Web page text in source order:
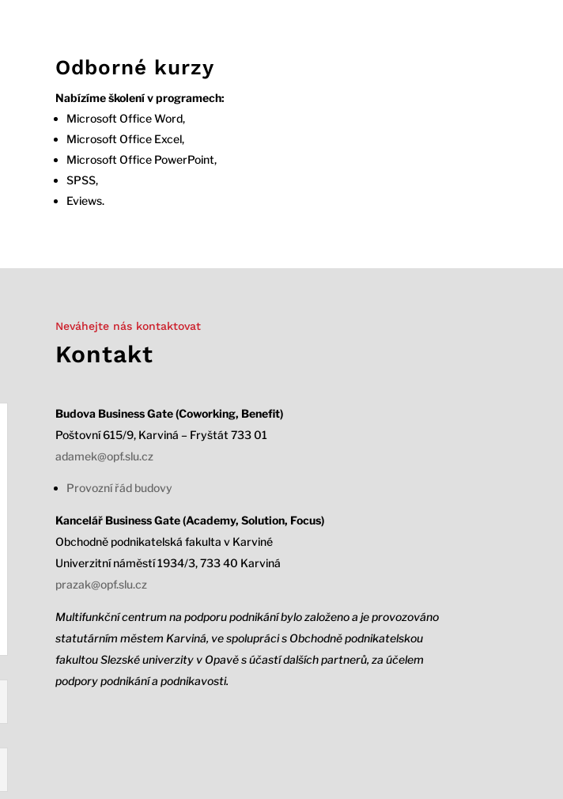
Odborné kurzy
Nabízíme školení v programech:
Microsoft Office Word,
Microsoft Office Excel,
Microsoft Office PowerPoint,
SPSS,
Eviews.
Neváhejte nás kontaktovat
Kontakt
Budova Business Gate (Coworking, Benefit)
Poštovní 615/9, Karviná – Fryštát 733 01
adamek@opf.slu.cz
Provozní řád budovy
Kancelář Business Gate (Academy, Solution, Focus)
Obchodně podnikatelská fakulta v Karviné
Univerzitní náměstí 1934/3,733 40 Karviná
prazak@opf.slu.cz
Multifunkční centrum na podporu podnikání bylo založeno a je provozováno
statutárním městem Karviná, ve spolupráci s Obchodně podnikatelskou
fakultou Slezské univerzity v Opavě s účastí dalších partnerů, za účelem
podpory podnikání a podnikavosti.